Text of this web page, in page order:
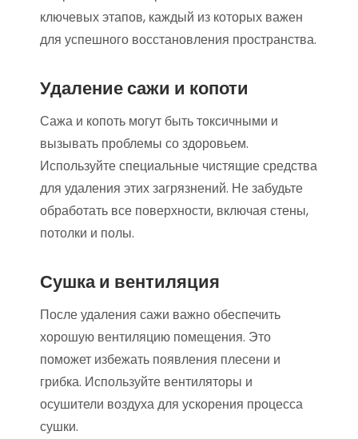
ключевых этапов, каждый из которых важен
для успешного восстановления пространства.
Удаление сажи и копоти
Сажа и копоть могут быть токсичными и
вызывать проблемы со здоровьем.
Используйте специальные чистящие средства
для удаления этих загрязнений. Не забудьте
обработать все поверхности, включая стены,
потолки и полы.
Сушка и вентиляция
После удаления сажи важно обеспечить
хорошую вентиляцию помещения. Это
поможет избежать появления плесени и
грибка. Используйте вентиляторы и
осушители воздуха для ускорения процесса
сушки.